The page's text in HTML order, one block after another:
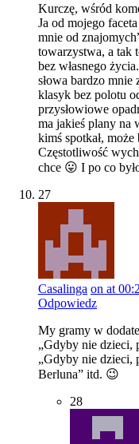
Kurczę, wśród
Ja od mojego
mnie od
towarzystwa, a tak
bez własnego
słowa bardzo mnie
klasyk bez polotu
przysłowiowe
ma jakieś plany na
kimś spotkał,
Częstotliwość
chce 😛 I po co
27
Casalinga on at
Odpowiedz
My gramy w
„Gdyby nie dzieci,
„Gdyby nie dzieci,
Berluna” itd. 😉
28